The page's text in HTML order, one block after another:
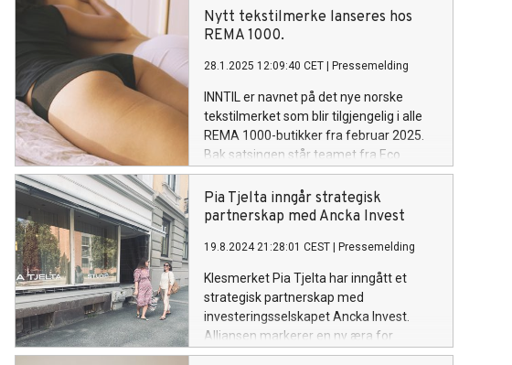
myndigheter, vertskommuner,
naturinteresser og industriaktører har
kraftkonferansen «På innsida av krafta»
Nytt tekstilmerke lanseres hos
REMA 1000.
28.1.2025 12:09:40 CET Pressemelding
INNTIL er navnet på det nye norske
tekstilmerket som blir tilgjengelig i alle
REMA 1000-butikker fra februar 2025.
Bak satsingen står teamet fra Eco
Concepts, kjent for merker som
Envelope1976 og nieu, med Morten
Ramm, Celine Aagaard og Pia
Pia Tjelta inngår strategisk
partnerskap med Ancka Invest
19.8.2024 21:28:01 CEST Pressemelding
Klesmerket Pia Tjelta har inngått et
strategisk partnerskap med
investeringsselskapet Ancka Invest.
Alliansen markerer en ny æra for
klesmerket og merkevaren Pia Tjelta.